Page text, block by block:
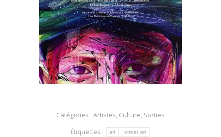
Catégories : Artistes, Culture, Sorties
Étiquettes :
art street art